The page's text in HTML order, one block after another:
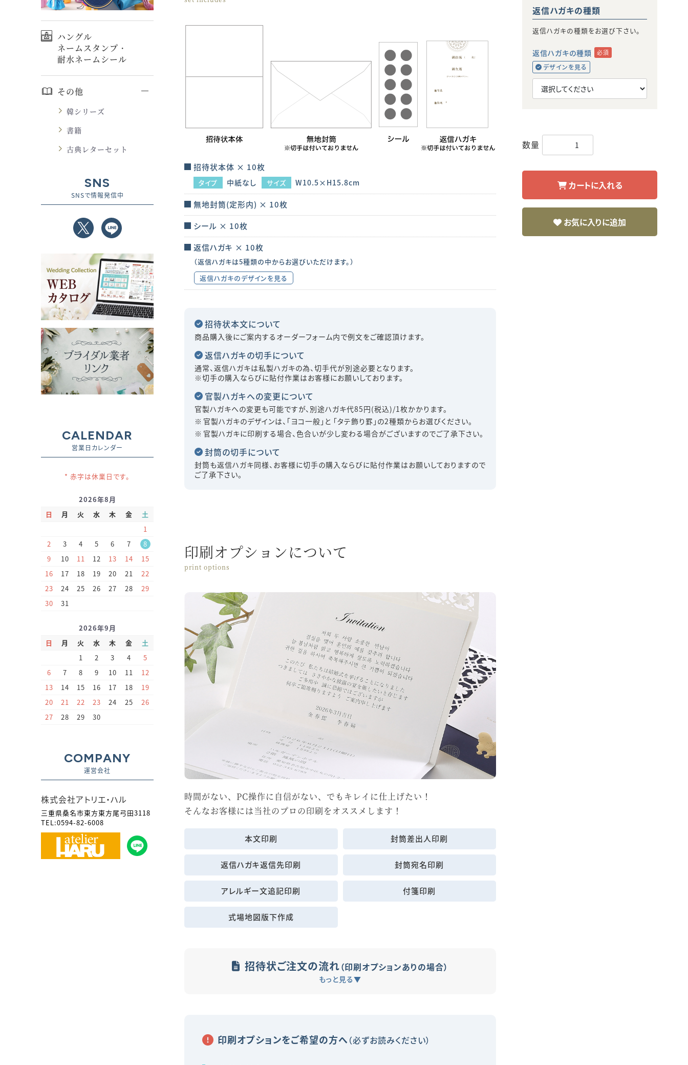
ハングル
ネームスタンプ・
耐水ネームシール
その他
韓シリーズ
書籍
古典レターセット
SNS
SNSで情報発信中
CALENDAR
営業日カレンダー
* 赤字は休業日です。
2026年8月
日
月 火 水 木 金
土
1
2
3 4 5 6 7
8
9
10 11 12 13 14
15
16
17 18 19 20 21
22
23
24 25 26 27 28
29
30
31
2026年9月
日
月 火 水 木 金
土
1
2 3 4
5
6
7 8 9 10 11
12
13
14 15 16 17 18
19
20
21 22 23 24 25
26
27
28 29 30
COMPANY
運営会社
株式会社アトリエ・ハル
三重県桑名市東方東方尾弓田3118
TEL:0594-82-6008
招待状本体 × 10枚
タイプ 中紙なし サイズ W10.5×H15.8cm
無地封筒(定形内) × 10枚
シール × 10枚
返信ハガキ × 10枚
（返信ハガキは5種類の中からお選びいただけます。）
返信ハガキのデザインを見る
招待状本文について
商品購入後にご案内するオーダーフォーム内で例文をご確認頂けます。
返信ハガキの切手について
通常、返信ハガキは私製ハガキの為、切手代が別途必要となります。
※切手の購入ならびに貼付作業はお客様にお願いしております。
官製ハガキへの変更について
官製ハガキへの変更も可能ですが、別途ハガキ代85円(税込)/1枚かかります。
官製ハガキのデザインは、「ヨコ一般」と 「タテ飾り罫」の2種類からお選びください。
官製ハガキに印刷する場合、色合いが少し変わる場合がございますのでご了承下さい。
封筒の切手について
封筒も返信ハガキ同様、お客様に切手の購入ならびに貼付作業はお願いしておりますので
ご了承下さい。
印刷オプションについて
print options
時間がない、PC操作に自信がない、でもキレイに仕上げたい！
そんなお客様には当社のプロの印刷をオススメします！
本文印刷 封筒差出人印刷
返信ハガキ返信先印刷 封筒宛名印刷
アレルギー文追記印刷 付箋印刷
式場地図版下作成
招待状ご注文の流れ（印刷オプションありの場合）
印刷オプションをご希望の方へ （必ずお読みください）
返信ハガキの種類
返信ハガキの種類をお選び下さい。
返信ハガキの種類 必須
デザインを見る
数量
カートに入れる
お気に入りに追加